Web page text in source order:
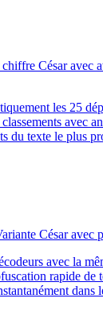
César avec
les 25
avec
du texte le plus
César avec
avec la
rapide de
dans